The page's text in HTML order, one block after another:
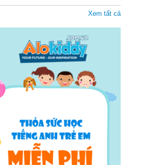
Xem tất cả